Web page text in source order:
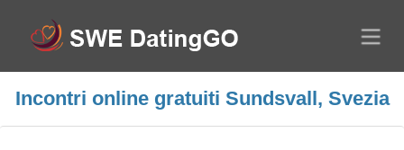
Incontri online gratuiti Sundsvall, Svezia